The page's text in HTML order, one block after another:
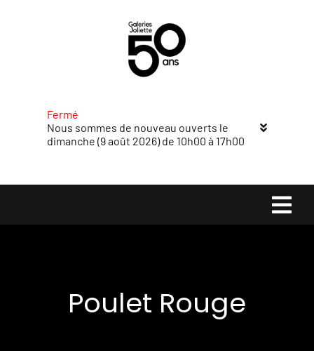
Fermé
Nous sommes de nouveau ouverts le
dimanche (9 août 2026) de 10h00 à 17h00
Poulet Rouge